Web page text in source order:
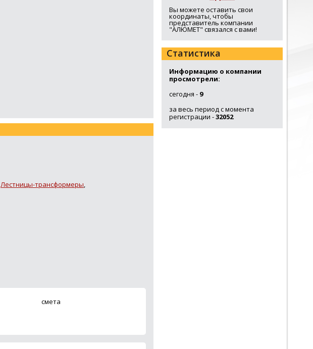
Лестницы-трансформеры,
смета
Вы можете оставить свои
координаты, чтобы
представитель компании
"АЛЮМЕТ" связался с вами!
Статистика
Информацию о компании
просмотрели:
сегодня - 9
за весь период с момента
регистрации -32052